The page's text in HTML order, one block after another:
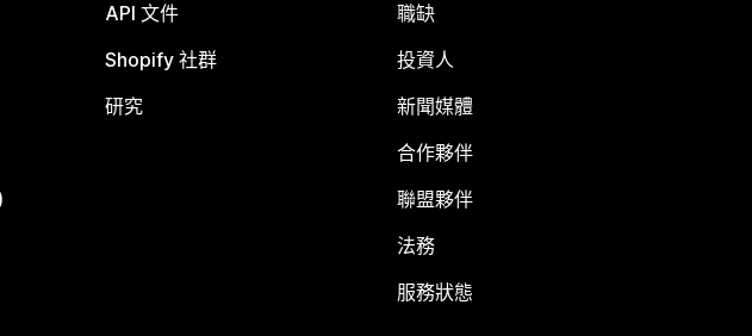
API 文件
Shopify 社群
研究
職缺
投資人
新聞媒體
合作夥伴
聯盟夥伴
法務
服務狀態